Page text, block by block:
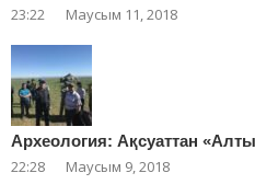
23:22 Маусым 11, 2018
Археология: Ақсуаттан
22:28 Маусым 9, 2018